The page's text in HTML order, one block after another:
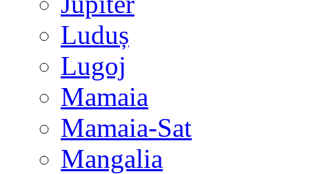
Luduș
Lugoj
Mamaia
Mamaia-Sat
Mangalia